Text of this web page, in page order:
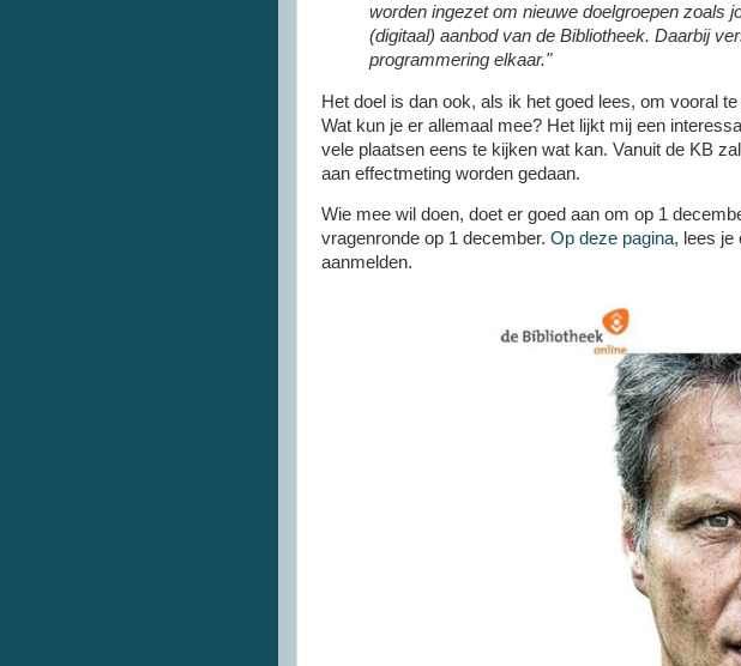
worden ingezet om nieuwe doelgroepen zoals
(digitaal) aanbod van de Bibliotheek. Daarbij
programmering elkaar."
Het doel is dan ook, als ik het goed lees, om vooral
Wat kun je er allemaal mee? Het lijkt mij een
vele plaatsen eens te kijken wat kan. Vanuit de KB
aan effectmeting worden gedaan.
Wie mee wil doen, doet er goed aan om op 1
vragenronde op 1 december. Op deze pagina, lees
aanmelden.